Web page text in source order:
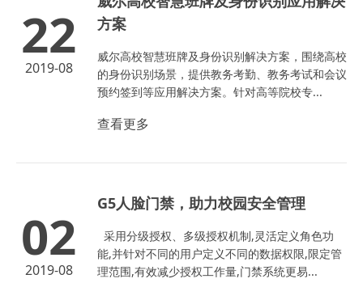
22
2019-08
方案
威尔高校智慧班牌及身份识别解决方案，围绕高校
的身份识别场景，提供教务考勤、教务考试和会议
预约签到等应用解决方案。针对高等院校专...
查看更多
02
2019-08
G5人脸门禁，助力校园安全管理
采用分级授权、多级授权机制,灵活定义角色功
能,并针对不同的用户定义不同的数据权限,限定管
理范围,有效减少授权工作量,门禁系统更易...